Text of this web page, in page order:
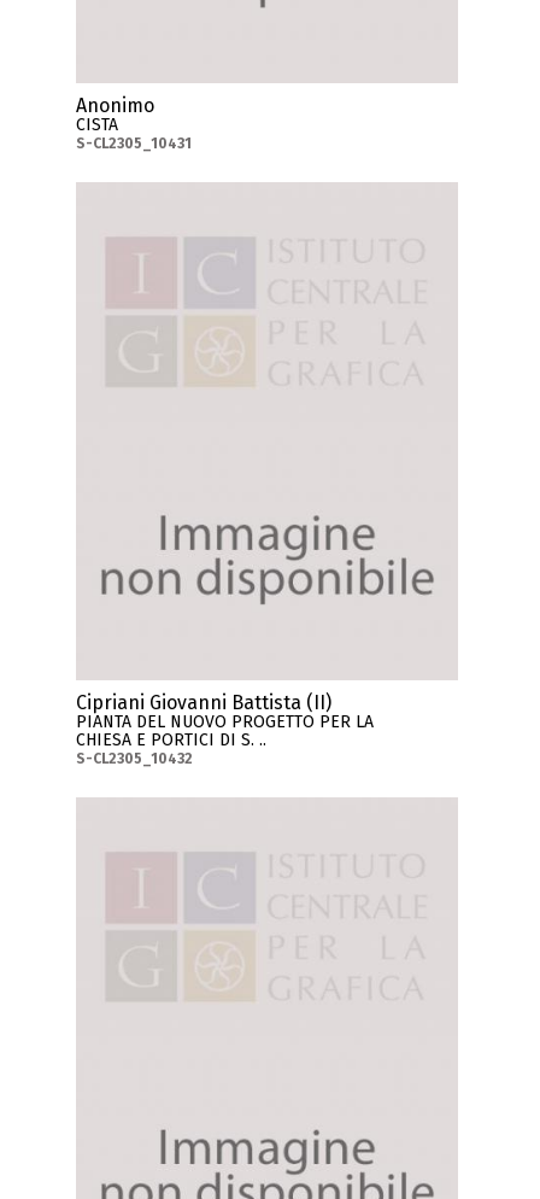
Anonimo
CISTA
S-CL2305_10431
Cipriani Giovanni Battista (II)
PIANTA DEL NUOVO PROGETTO PER LA
CHIESA E PORTICI DI S. ..
S-CL2305_10432